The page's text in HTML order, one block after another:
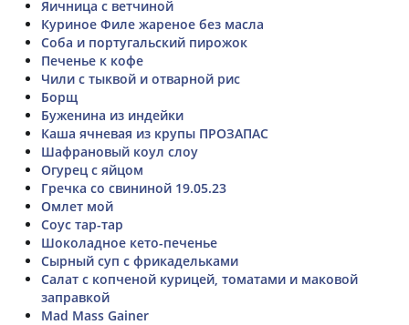
Яичница с ветчиной
Куриное Филе жареное без масла
Соба и португальский пирожок
Печенье к кофе
Чили с тыквой и отварной рис
Борщ
Буженина из индейки
Каша ячневая из крупы ПРОЗАПАС
Шафрановый коул слоу
Огурец с яйцом
Гречка со свининой 19.05.23
Омлет мой
Соус тар-тар
Шоколадное кето-печенье
Сырный суп с фрикадельками
Салат с копченой курицей, томатами и маковой
заправкой
Mad Mass Gainer